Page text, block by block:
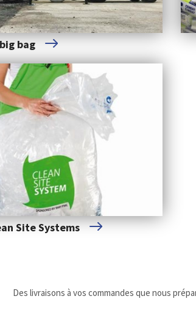
bag
Site Systems
Des livraisons à vos commandes que nous